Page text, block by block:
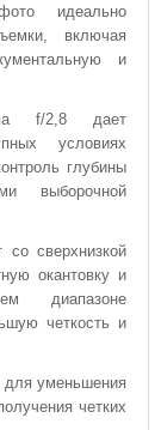
идеально
включая
и
f/2,8 дает
условиях
глубины
выборочной
сверхнизкой
окантовку и
диапазоне
четкость и
для уменьшения
четких